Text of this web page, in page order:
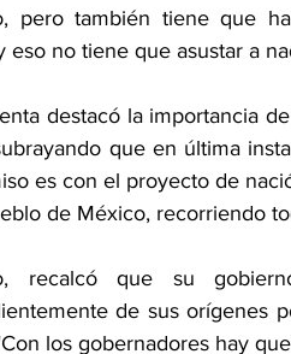
pero también tiene que
eso no tiene que asustar a
destacó la importancia
que en última
es con el proyecto de
de México, recorriendo
recalcó que su
de sus orígenes
los gobernadores hay